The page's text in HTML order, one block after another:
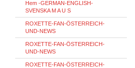
Hem -GERMAN-ENGLISH-
SVENSKA M A U S
ROXETTE-FAN-ÖSTERREICH-
UND-NEWS
ROXETTE-FAN-ÖSTERREICH-
UND-NEWS
ROXETTE-FAN-ÖSTERREICH-